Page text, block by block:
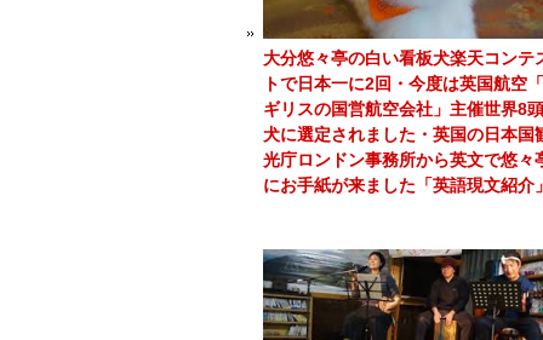
大分悠々亭の白い看板犬楽天コンテ
トで日本一に2回・今度は英国航空
ギリスの国営航空会社」主催世界8
犬に選定されました・英国の日本国
光庁ロンドン事務所から英文で悠々
にお手紙が来ました「英語現文紹介